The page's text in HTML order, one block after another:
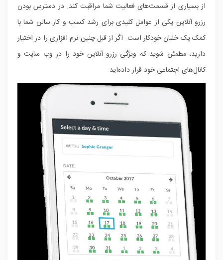
از بسیاری از قسمت‌های فعالیت شما مراقبت کند. در دسترس بودن
رزرو آنلاین یکی از عوامل کلیدی برای رشد کسب و کار سالن شما با
کمک یک خلبان خودکار است. اگر از قبل چنین نرم افزاری را در اختیار
دارید، مطمئن شوید که ویژگی رزرو آنلاین خود را در وب سایت و
کانال‌های اجتماعی خود قرار داده‌اید.